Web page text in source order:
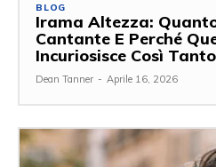
BLOG
Irama Altezza:
Cantante E Perché
Incuriosisce Così Tanto
Dean Tanner - Aprile 16, 2026